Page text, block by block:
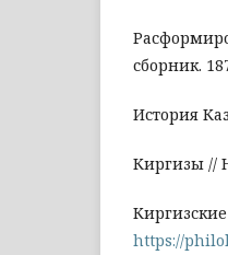
сборник.
История
Киргизы //
https://